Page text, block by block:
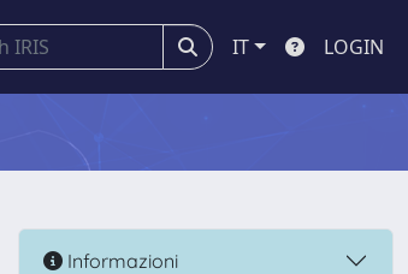
IT LOGIN
Informazioni